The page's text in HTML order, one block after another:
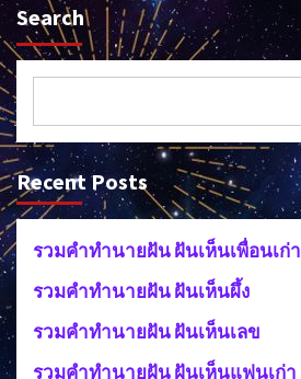
Search
Recent Posts
รวมคำทำนายฝัน ฝันเห็นเพื่อนเก่า
รวมคำทำนายฝัน ฝันเห็นผึ้ง
รวมคำทำนายฝัน ฝันเห็นเลข
รวมคำทำนายฝัน ฝันเห็นแฟนเก่า